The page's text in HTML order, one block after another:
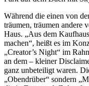
Während die einen von
träumen, träumen andere
Haus. „Aus dem
machen“, heißt es im
„Creator’s Night“ im
an dem – kleiner
ganz unbeteiligt waren.
„Obendrüber“ sondern